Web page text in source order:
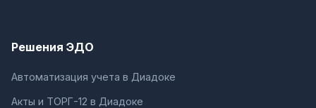
Решения ЭДО
Автоматизация учета в Диадоке
Акты и ТОРГ-12 в Диадоке